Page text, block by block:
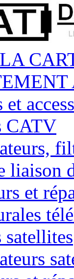
CATV
liaison
et
satellites